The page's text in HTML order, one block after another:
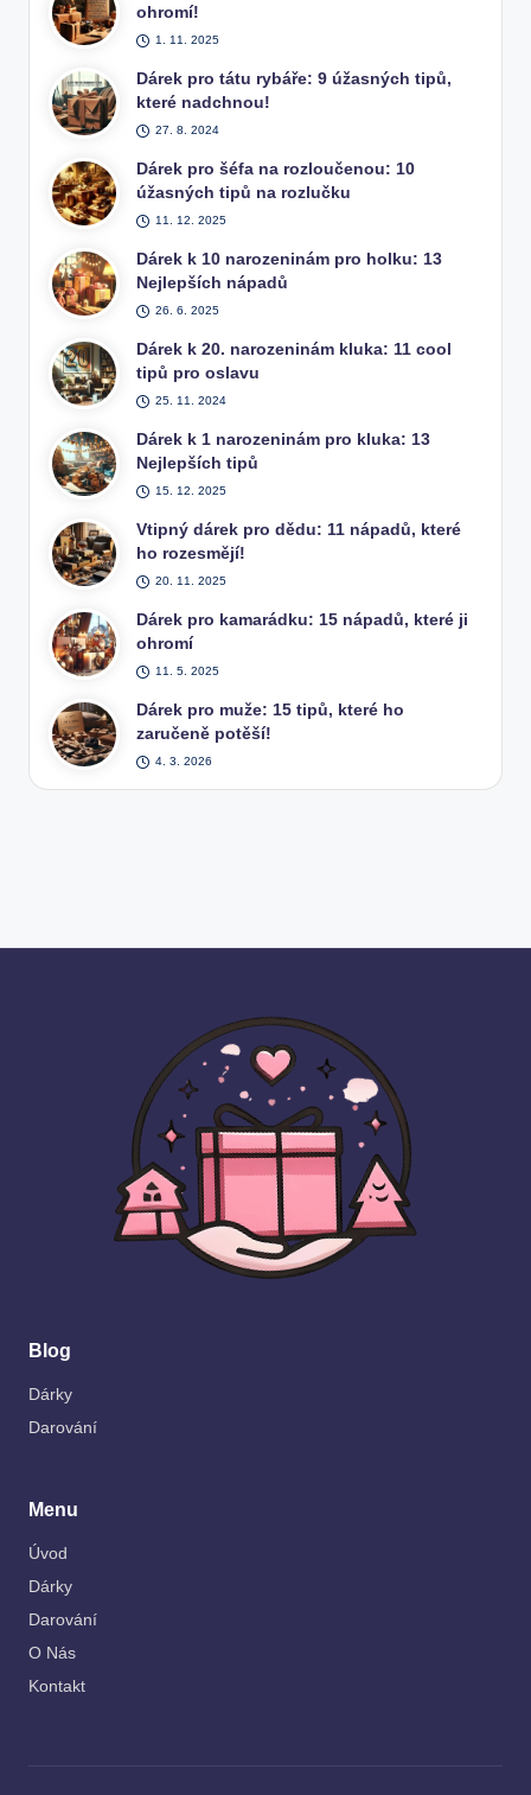
ohromí!
1. 11. 2025
Dárek pro tátu rybáře: 9 úžasných tipů,
které nadchnou!
27. 8. 2024
Dárek pro šéfa na rozloučenou: 10
úžasných tipů na rozlučku
11. 12. 2025
Dárek k 10 narozeninám pro holku: 13
Nejlepších nápadů
26. 6. 2025
Dárek k 20. narozeninám kluka: 11 cool
tipů pro oslavu
25. 11. 2024
Dárek k 1 narozeninám pro kluka: 13
Nejlepších tipů
15. 12. 2025
Vtipný dárek pro dědu: 11 nápadů, které
ho rozesmějí!
20. 11. 2025
Dárek pro kamarádku: 15 nápadů, které ji
ohromí
11. 5. 2025
Dárek pro muže: 15 tipů, které ho
zaručeně potěší!
4. 3. 2026
Blog
Dárky
Darování
Menu
Úvod
Dárky
Darování
O Nás
Kontakt